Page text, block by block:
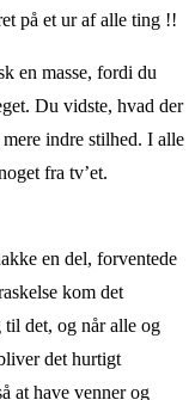
på et ur af alle ting !!
en masse, fordi du
Du vidste, hvad der
indre stilhed. I alle
fra tv’et.
en del, forventede
kom det
det, og når alle og
det hurtigt
at have venner og